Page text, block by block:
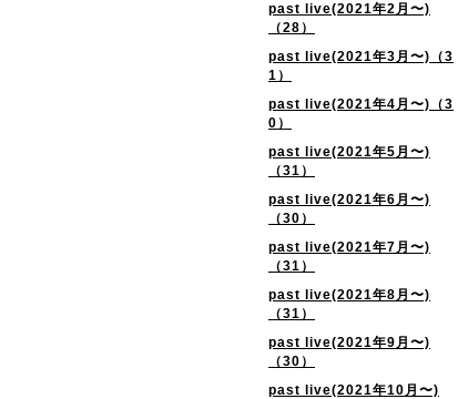
past live(2021年2月〜)
（28）
past live(2021年3月〜)（3
1）
past live(2021年4月〜)（3
0）
past live(2021年5月〜)
（31）
past live(2021年6月〜)
（30）
past live(2021年7月〜)
（31）
past live(2021年8月〜)
（31）
past live(2021年9月〜)
（30）
past live(2021年10月〜)